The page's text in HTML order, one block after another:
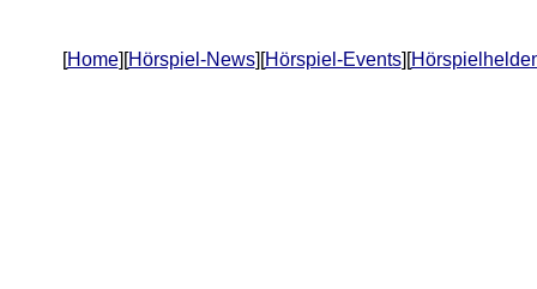
[Home][Hörspiel-News][Hörspiel-Events][